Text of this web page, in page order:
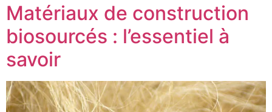
Matériaux de construction
biosourcés : l’essentiel à
savoir